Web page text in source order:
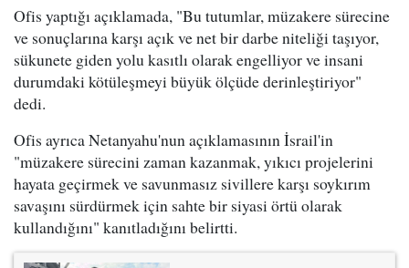
Ofis yaptığı açıklamada, "Bu tutumlar, müzakere sürecine
ve sonuçlarına karşı açık ve net bir darbe niteliği taşıyor,
sükunete giden yolu kasıtlı olarak engelliyor ve insani
durumdaki kötüleşmeyi büyük ölçüde derinleştiriyor"
dedi.
Ofis ayrıca Netanyahu'nun açıklamasının İsrail'in
"müzakere sürecini zaman kazanmak, yıkıcı projelerini
hayata geçirmek ve savunmasız sivillere karşı soykırım
savaşını sürdürmek için sahte bir siyasi örtü olarak
kullandığını" kanıtladığını belirtti.